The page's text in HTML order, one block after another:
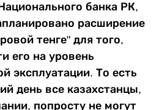
банка РК,
расширение
тенге" для того,
его на уровень
эксплуатации. То есть
день все казахстанцы,
попросту не могут